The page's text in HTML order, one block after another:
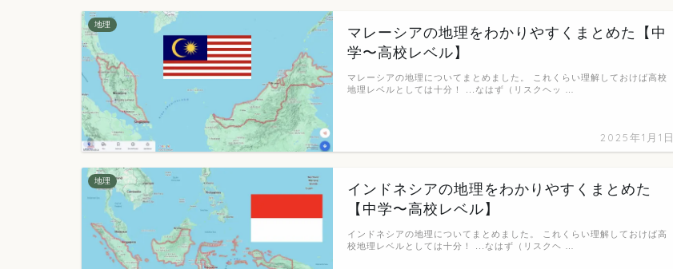
地理
マレーシアの地理をわかりやすくまとめた【中
学〜高校レベル】
2025年1月1日
マレーシアの地理についてまとめました。 これくらい理解しておけば高校
地理レベルとしては十分！ ...なはず（リスクヘッ …
地理
インドネシアの地理をわかりやすくまとめた
【中学〜高校レベル】
インドネシアの地理についてまとめました。 これくらい理解しておけば高
校地理レベルとしては十分！ ...なはず（リスクヘ …